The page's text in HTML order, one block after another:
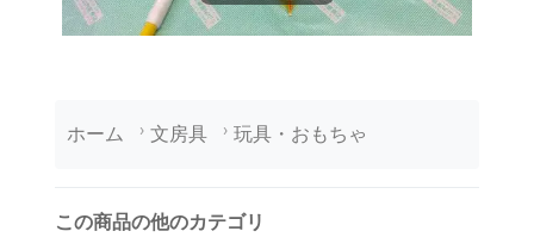
ホーム 文房具 玩具・おもちゃ
この商品の他のカテゴリ